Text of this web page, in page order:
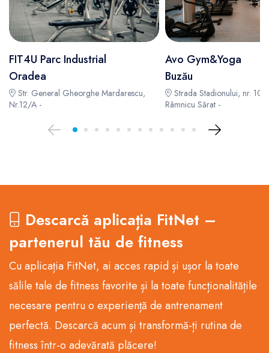
FIT4U Parc Industrial
Oradea
Str. General Gheorghe Mardarescu,
Nr.12/A -
Avo Gym&Yoga
Buzău
Strada Stadionului, nr. 10,
Râmnicu Sărat -
Descarcă aplicația FitNet –
partenerul tău de fitness
Cu aplicația FitNet, ai acces rapid și ușor la toate
sălile tale de fitness favorite și la toate funcționalitățile
necesare pentru o experiență de antrenament
perfectă. Descarcă acum și transformă-ți rutina de
fitness într-o adevărată plăcere!